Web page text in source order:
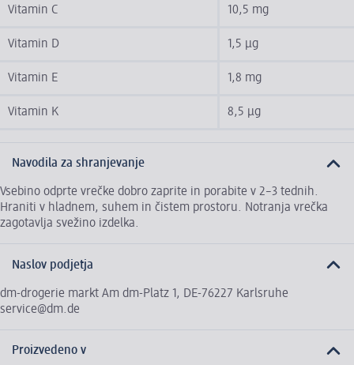
Vitamin C 10,5 mg
Vitamin D 1,5 µg
Vitamin E 1,8 mg
Vitamin K 8,5 µg
Navodila za shranjevanje
Vsebino odprte vrečke dobro zaprite in porabite v 2–3 tednih.
Hraniti v hladnem, suhem in čistem prostoru. Notranja vrečka
zagotavlja svežino izdelka.
Naslov podjetja
dm-drogerie markt Am dm-Platz 1, DE-76227 Karlsruhe
service@dm.de
Proizvedeno v